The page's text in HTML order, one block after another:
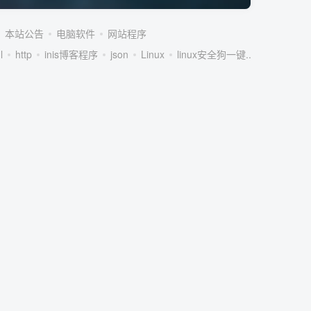
本站公告 电脑软件
网站程序
http inis博客程序 json Linux linux安全狗一键...